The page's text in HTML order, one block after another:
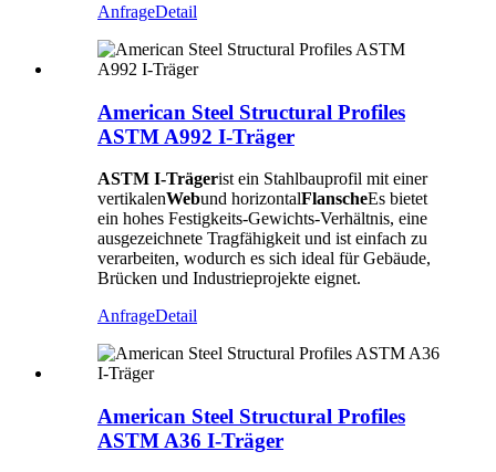
AnfrageDetail
American Steel Structural Profiles
ASTM A992 I-Träger
ASTM I-Trägerist ein Stahlbauprofil mit einer
vertikalenWebund horizontalFlanscheEs bietet
ein hohes Festigkeits-Gewichts-Verhältnis, eine
ausgezeichnete Tragfähigkeit und ist einfach zu
verarbeiten, wodurch es sich ideal für Gebäude,
Brücken und Industrieprojekte eignet.
AnfrageDetail
American Steel Structural Profiles
ASTM A36 I-Träger